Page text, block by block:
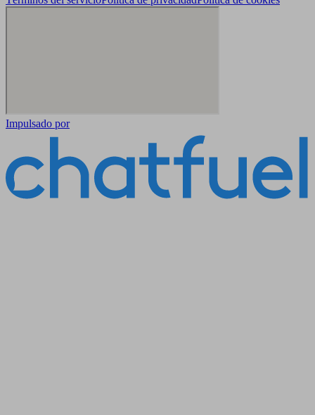
Impulsado por